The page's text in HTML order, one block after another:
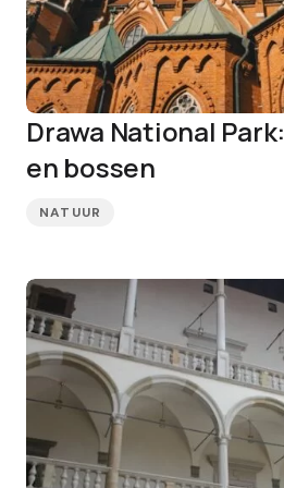
Drawa National
en bossen
NATUUR